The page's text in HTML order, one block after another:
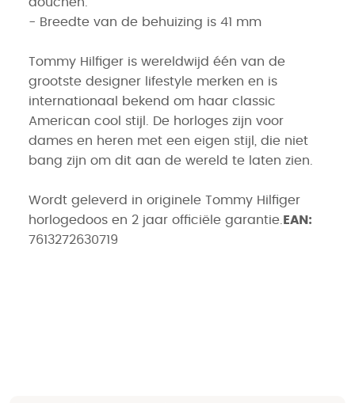
douchen.
- Breedte van de behuizing is 41 mm
Tommy Hilfiger is wereldwijd één van de
grootste designer lifestyle merken en is
internationaal bekend om haar classic
American cool stijl. De horloges zijn voor
dames en heren met een eigen stijl, die niet
bang zijn om dit aan de wereld te laten zien.
Wordt geleverd in originele Tommy Hilfiger
horlogedoos en 2 jaar officiële garantie. EAN:
7613272630719